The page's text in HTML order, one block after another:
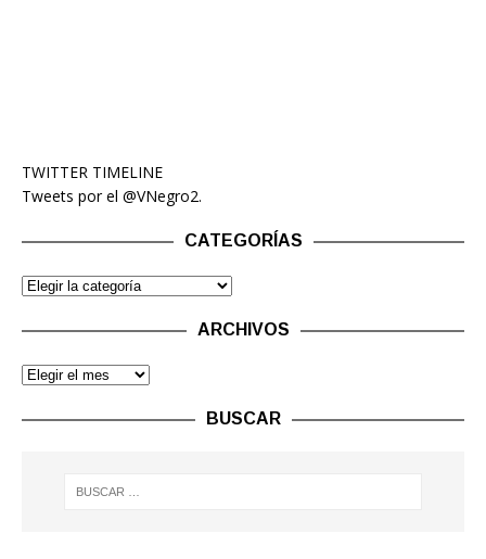
TWITTER TIMELINE
Tweets por el @VNegro2.
CATEGORÍAS
ARCHIVOS
BUSCAR